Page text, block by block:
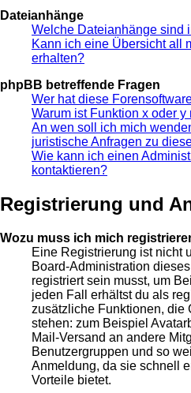
Dateianhänge
Welche Dateianhänge sind
Kann ich eine Übersicht all
erhalten?
phpBB betreffende Fragen
Wer hat diese
Warum ist Funktion x oder
An wen soll ich mich
juristische Anfragen zu
Wie kann ich einen
kontaktieren?
Registrierung und
Wozu muss ich mich
Eine Registrierung ist nicht
Board-Administration
registriert sein musst, um
jeden Fall erhältst du als
zusätzliche Funktionen, die
stehen: zum Beispiel
Mail-Versand an andere
Benutzergruppen und so
Anmeldung, da sie schnell
Vorteile bietet.